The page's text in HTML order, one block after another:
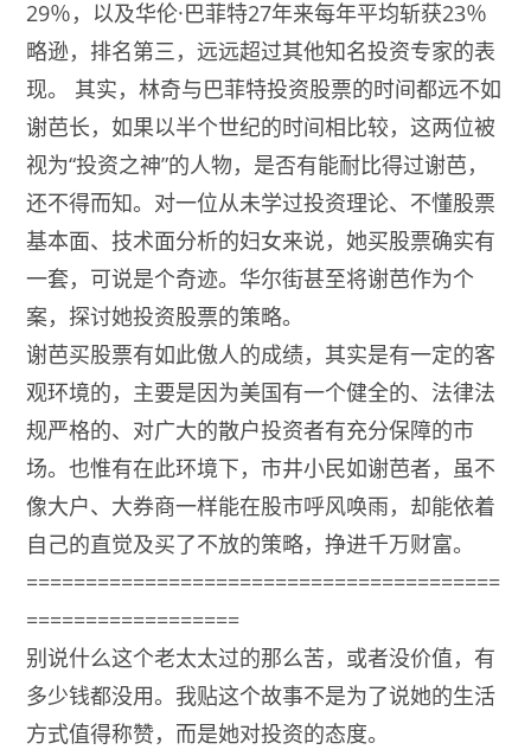
29％，以及华伦·巴菲特27年来每年平均斩获23％
略逊，排名第三，远远超过其他知名投资专家的表
现。 其实，林奇与巴菲特投资股票的时间都远不如
谢芭长，如果以半个世纪的时间相比较，这两位被
视为“投资之神”的人物，是否有能耐比得过谢芭，
还不得而知。对一位从未学过投资理论、不懂股票
基本面、技术面分析的妇女来说，她买股票确实有
一套，可说是个奇迹。华尔街甚至将谢芭作为个
案，探讨她投资股票的策略。
谢芭买股票有如此傲人的成绩，其实是有一定的客
观环境的，主要是因为美国有一个健全的、法律法
规严格的、对广大的散户投资者有充分保障的市
场。也惟有在此环境下，市井小民如谢芭者，虽不
像大户、大券商一样能在股市呼风唤雨，却能依着
自己的直觉及买了不放的策略，挣进千万财富。
========================================
==================
别说什么这个老太太过的那么苦，或者没价值，有
多少钱都没用。我贴这个故事不是为了说她的生活
方式值得称赞，而是她对投资的态度。